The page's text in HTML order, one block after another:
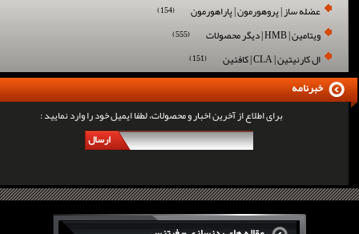
عضله ساز | پروهورمون | پاراهورمون (154)
ویتامین | HMB | دیگر محصولات (555)
ال کارنیتین | CLA | کافئین (151)
برای اطلاع از آخرین اخبار و محصولات، لطفا ایمیل خود را وارد نمایید :
ارسال
خبرنامه